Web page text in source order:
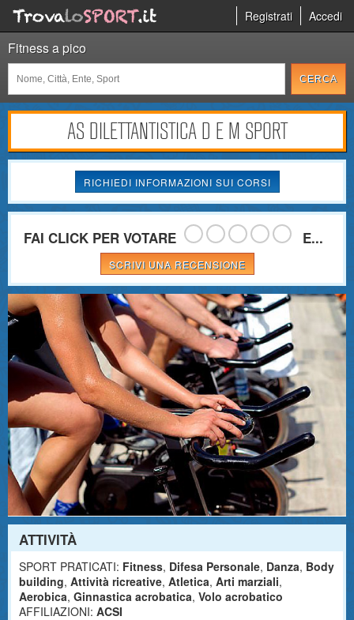
Registrati Accedi
Fitness a pico
AS DILETTANTISTICA D E M SPORT
RICHIEDI INFORMAZIONI SUI CORSI
FAI CLICK PER VOTARE E...
SCRIVI UNA RECENSIONE
ATTIVITÀ
SPORT PRATICATI: Fitness, Difesa Personale, Danza, Body
building, Attività ricreative, Atletica, Arti marziali,
Aerobica, Ginnastica acrobatica, Volo acrobatico
AFFILIAZIONI: ACSI